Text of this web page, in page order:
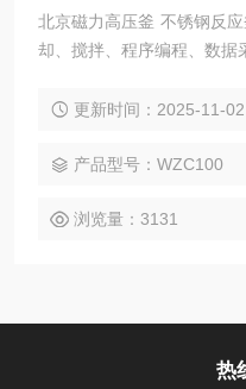
北京磁力高压釜 不锈钢反
却、搅拌、程序编程、数据
更新时间：2025-11-02
产品型号：WZC100
浏览量：3131
热